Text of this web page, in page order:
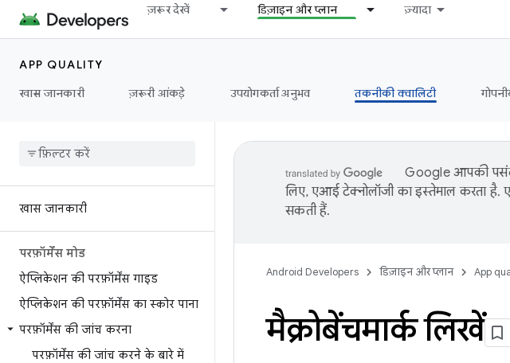
ज़रूर देखें डिज़ाइन और प्लान ज़्यादा
APP QUALITY
खास जानकारी
ज़रूरी आंकड़े उपयोगकर्ता अनुभव तकनीकी क्वालिटी
खास जानकारी
परफ़ॉर्मेंस मोड
ऐप्लिकेशन की परफ़ॉर्मेंस गाइड
ऐप्लिकेशन की परफ़ॉर्मेंस का स्कोर पाना
परफ़ॉर्मेंस की जांच करना
परफ़ॉर्मेंस की जांच करने के बारे में
Google आपकी
लिए, एआई टेक्नोलॉजी का इस्तेमाल करता है.
सकती हैं.
Android Developers डिज़ाइन और प्लान App
मैक्रोबेंचमार्क लिखें